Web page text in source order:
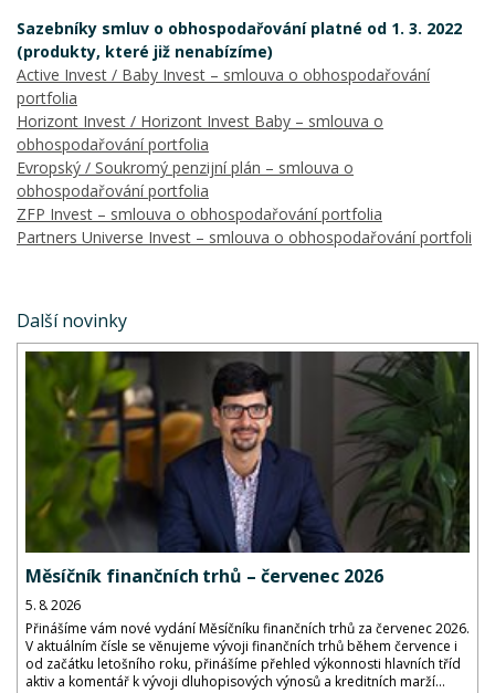
Sazebníky smluv o obhospodařování platné od 1. 3. 2022
(produkty, které již nenabízíme)
Active Invest / Baby Invest – smlouva o obhospodařování
portfolia
Horizont Invest / Horizont Invest Baby – smlouva o
obhospodařování portfolia
Evropský / Soukromý penzijní plán – smlouva o
obhospodařování portfolia
ZFP Invest – smlouva o obhospodařování portfolia
Partners Universe Invest – smlouva o obhospodařování portfoli
Další novinky
Měsíčník finančních trhů – červenec 2026
5. 8. 2026
Přinášíme vám nové vydání Měsíčníku finančních trhů za červenec 2026.
V aktuálním čísle se věnujeme vývoji finančních trhů během července i
od začátku letošního roku, přinášíme přehled výkonnosti hlavních tříd
aktiv a komentář k vývoji dluhopisových výnosů a kreditních marží...